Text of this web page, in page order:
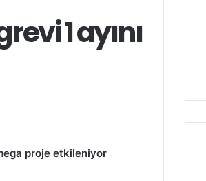
1 ayını
proje etkileniyor